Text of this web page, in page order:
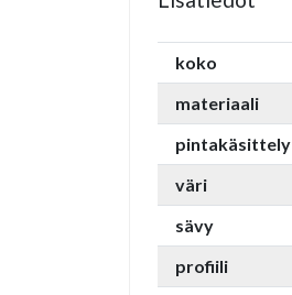
koko
materiaali
pintakäsittely
väri
sävy
profiili